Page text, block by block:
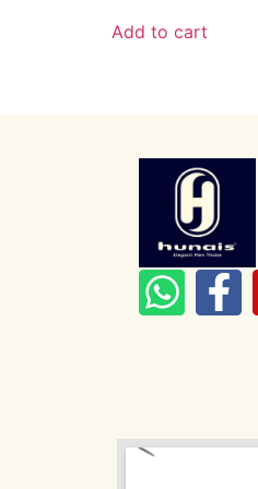
Add to cart